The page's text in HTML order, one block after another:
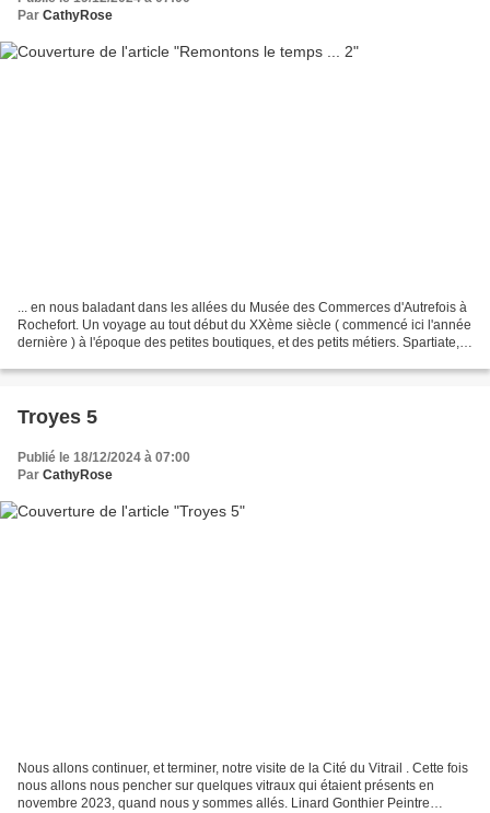
Par CathyRose
... en nous baladant dans les allées du Musée des Commerces d'Autrefois à
Rochefort. Un voyage au tout début du XXème siècle ( commencé ici l'année
dernière ) à l'époque des petites boutiques, et des petits métiers. Spartiate,
Troyes 5
Publié le 18/12/2024 à 07:00
Par CathyRose
Nous allons continuer, et terminer, notre visite de la Cité du Vitrail . Cette fois
nous allons nous pencher sur quelques vitraux qui étaient présents en
novembre 2023, quand nous y sommes allés. Linard Gonthier Peintre